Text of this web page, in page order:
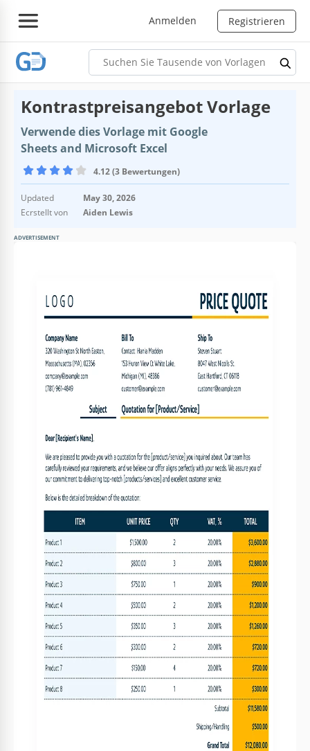
Anmelden Registrieren
Kontrastpreisangebot Vorlage
Verwende dies Vorlage mit Google
Sheets and Microsoft Excel
4.12 (3 Bewertungen)
Updated
May 30, 2026
Ecrstellt von
Aiden Lewis
ADVERTISEMENT